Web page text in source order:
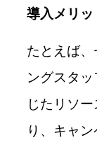
導入メリッ
たとえば
ングスタ
じたリソ
り、キャ